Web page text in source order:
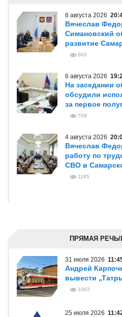
6 августа 2026
Вячеслав
Симановский
развитие
660
6 августа 2026
На заседании
обсудили
за первое
709
4 августа 2026
Вячеслав
работу по
СВО в
1185
ПРЯМАЯ
31 июля 2026
Андрей
вывести
1062
25 июля 2026